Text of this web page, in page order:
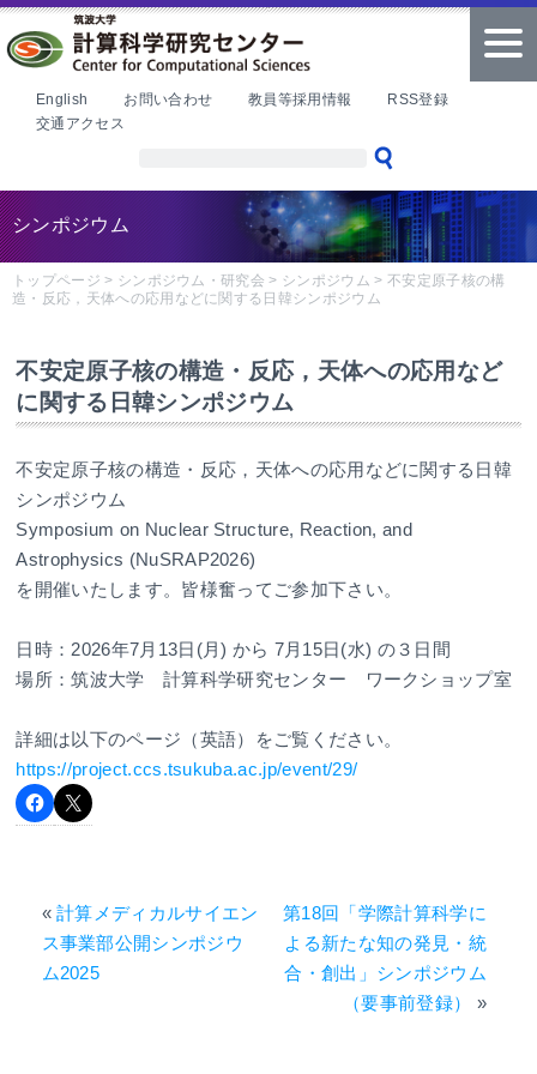
本文へ
English お問い合わせ 教員等採用情報
RSS登録
交通アクセス
シンポジウム
トップページ > シンポジウム・研究会 > シンポジウム > 不安定原子核の構
造・反応，天体への応用などに関する日韓シンポジウム
不安定原子核の構造・反応，天体への応用など
に関する日韓シンポジウム
不安定原子核の構造・反応，天体への応用などに関する日韓
シンポジウム
Symposium on Nuclear Structure, Reaction, and
Astrophysics (NuSRAP2026)
を開催いたします。皆様奮ってご参加下さい。
日時：2026年7月13日(月) から 7月15日(水) の３日間
場所：筑波大学 計算科学研究センター ワークショップ室
詳細は以下のページ（英語）をご覧ください。
https://project.ccs.tsukuba.ac.jp/event/29/
«計算メディカルサイエン
ス事業部公開シンポジウ
ム2025
第18回「学際計算科学に
よる新たな知の発見・統
合・創出」シンポジウム
（要事前登録）
»